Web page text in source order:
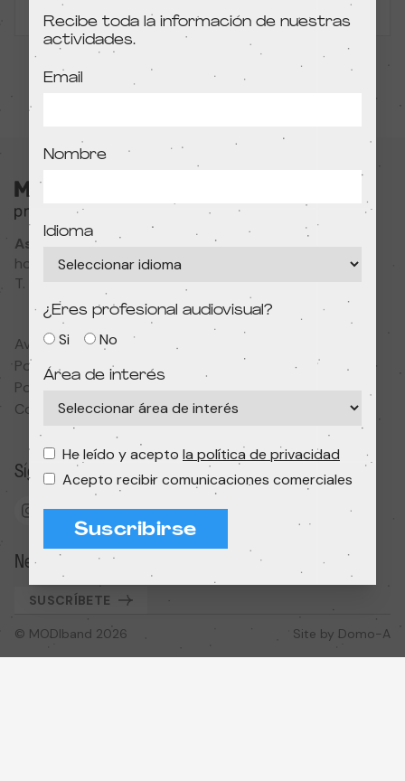
SESIÓN PASADA
Associació Cultural MODIband
hola@primerfestivaldecine.com
T. 933 023 553
Aviso legal
Política de privacidad
Política de cookies
Condiciones de contratación
Síguenos
Newsletter
SUSCRÍBETE
© MODIband 2026 Site by Domo-A
Recibe toda la información de nuestras
actividades.
Email
Nombre
Idioma
¿Eres profesional audiovisual?
Si No
Área de interés
He leído y acepto la política de privacidad
Acepto recibir comunicaciones comerciales
Suscribirse